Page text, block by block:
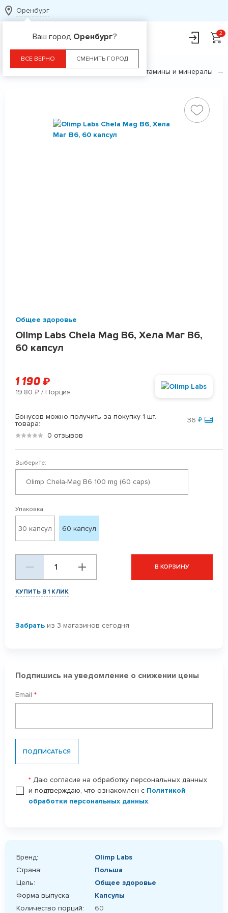
Оренбург
Ваш город Оренбург?
ВСЕ ВЕРНО СМЕНИТЬ ГОРОД
Витамины и минералы
Общее здоровье
Olimp Labs Chela Mag B6, Хела Маг B6,
60 капсул
1 190 ₽
19.80 ₽ / Порция
Бонусов можно получить за покупку 1 шт.
товара:
36₽
0 отзывов
Выберите:
Olimp Chela-Mag B6 100 mg (60 caps)
Упаковка
30 капсул 60 капсул
В КОРЗИНУ
КУПИТЬ В 1 КЛИК
Забрать из 3 магазинов сегодня
Подпишись на уведомление о снижении цены
Email *
ПОДПИСАТЬСЯ
* Даю согласие на обработку персональных данных
и подтверждаю, что ознакомлен с Политикой
обработки персональных данных.
Бренд:
Olimp Labs
Страна:
Польша
Цель:
Общее здоровье
Форма выпуска:
Капсулы
Количество порций:
60